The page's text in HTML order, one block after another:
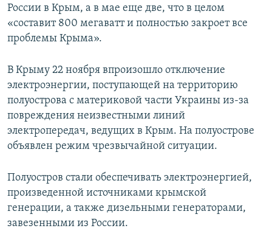
России в Крым, а в мае еще две, что в целом
«составит 800 мегаватт и полностью закроет все
проблемы Крыма».
В Крыму 22 ноября впроизошло отключение
электроэнергии, поступающей на территорию
полуострова с материковой части Украины из-за
повреждения неизвестными линий
электропередач, ведущих в Крым. На полуострове
объявлен режим чрезвычайной ситуации.
Полуостров стали обеспечивать электроэнергией,
произведенной источниками крымской
генерации, а также дизельными генераторами,
завезенными из России.